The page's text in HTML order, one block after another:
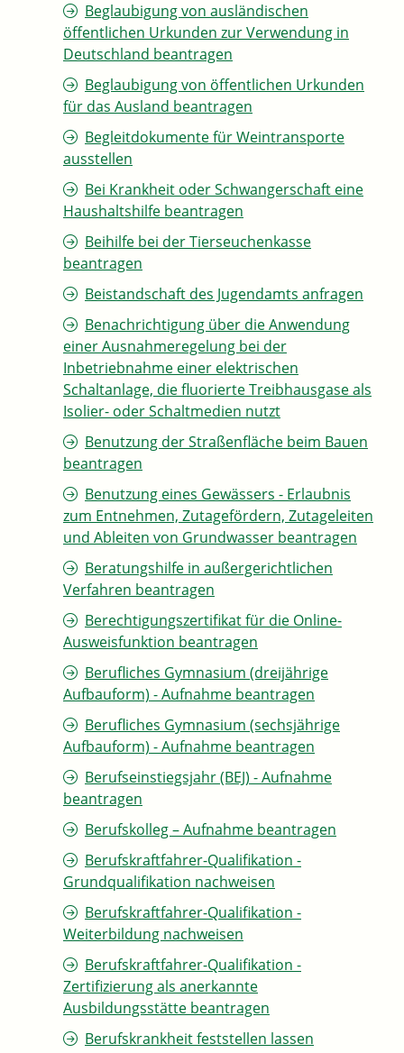
Beglaubigung von ausländischen
öffentlichen Urkunden zur Verwendung in
Deutschland beantragen
Beglaubigung von öffentlichen Urkunden
für das Ausland beantragen
Begleitdokumente für Weintransporte
ausstellen
Bei Krankheit oder Schwangerschaft eine
Haushaltshilfe beantragen
Beihilfe bei der Tierseuchenkasse
beantragen
Beistandschaft des Jugendamts anfragen
Benachrichtigung über die Anwendung
einer Ausnahmeregelung bei der
Inbetriebnahme einer elektrischen
Schaltanlage, die fluorierte Treibhausgase als
Isolier- oder Schaltmedien nutzt
Benutzung der Straßenfläche beim Bauen
beantragen
Benutzung eines Gewässers - Erlaubnis
zum Entnehmen, Zutagefördern, Zutageleiten
und Ableiten von Grundwasser beantragen
Beratungshilfe in außergerichtlichen
Verfahren beantragen
Berechtigungszertifikat für die Online-
Ausweisfunktion beantragen
Berufliches Gymnasium (dreijährige
Aufbauform) - Aufnahme beantragen
Berufliches Gymnasium (sechsjährige
Aufbauform) - Aufnahme beantragen
Berufseinstiegsjahr (BEJ) - Aufnahme
beantragen
Berufskolleg – Aufnahme beantragen
Berufskraftfahrer-Qualifikation -
Grundqualifikation nachweisen
Berufskraftfahrer-Qualifikation -
Weiterbildung nachweisen
Berufskraftfahrer-Qualifikation -
Zertifizierung als anerkannte
Ausbildungsstätte beantragen
Berufskrankheit feststellen lassen